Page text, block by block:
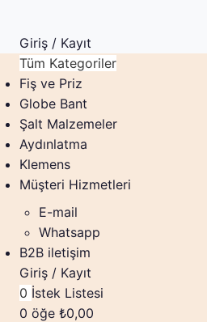
Giriş / Kayıt
Tüm Kategoriler
Fiş ve Priz
Globe Bant
Şalt Malzemeler
Aydınlatma
Klemens
Müşteri Hizmetleri
E-mail
Whatsapp
B2B iletişim
Giriş / Kayıt
0 İstek Listesi
0 öğe ₺0,00